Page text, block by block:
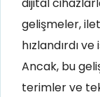
dijital
gelişmeler,
hızlandırdı
Ancak, bu
terimler ve